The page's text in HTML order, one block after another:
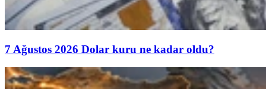
7 Ağustos 2026 Dolar kuru ne kadar oldu?